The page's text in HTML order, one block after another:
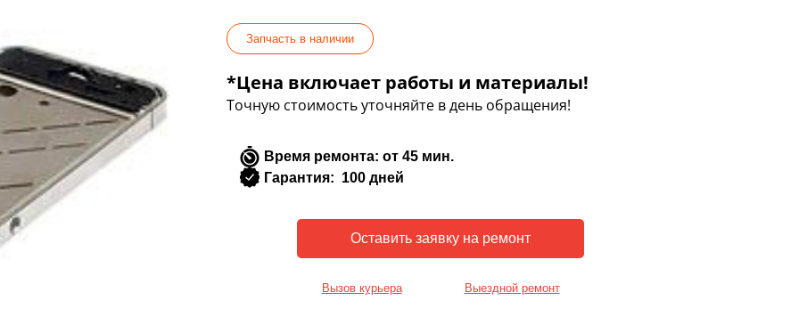
Запчасть в наличии
*Цена включает работы и материалы!
Точную стоимость уточняйте в день обращения!
Время ремонта: от 45 мин.
Гарантия: 100 дней
Вызов курьера Выездной ремонт